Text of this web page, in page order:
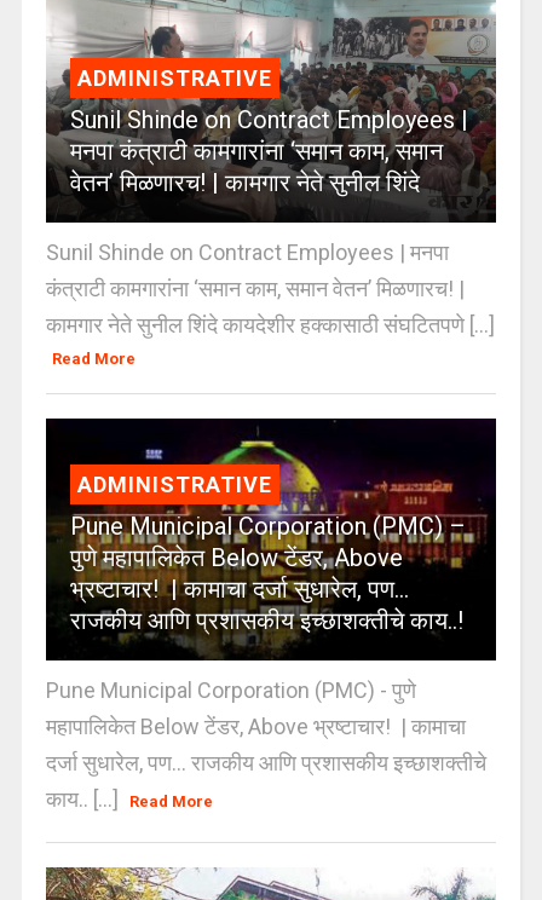
ADMINISTRATIVE
Sunil Shinde on Contract Employees |
मनपा कंत्राटी कामगारांना ‘समान काम, समान
वेतन’ मिळणारच! | कामगार नेते सुनील शिंदे
Sunil Shinde on Contract Employees | मनपा
कंत्राटी कामगारांना ‘समान काम, समान वेतन’ मिळणारच! |
कामगार नेते सुनील शिंदे कायदेशीर हक्कासाठी संघटितपणे [...]
Read More
ADMINISTRATIVE
Pune Municipal Corporation (PMC) –
पुणे महापालिकेत Below टेंडर, Above
भ्रष्टाचार! | कामाचा दर्जा सुधारेल, पण…
राजकीय आणि प्रशासकीय इच्छाशक्तीचे काय..!
Pune Municipal Corporation (PMC) - पुणे
महापालिकेत Below टेंडर, Above भ्रष्टाचार! | कामाचा
दर्जा सुधारेल, पण… राजकीय आणि प्रशासकीय इच्छाशक्तीचे
काय.. [...]
Read More